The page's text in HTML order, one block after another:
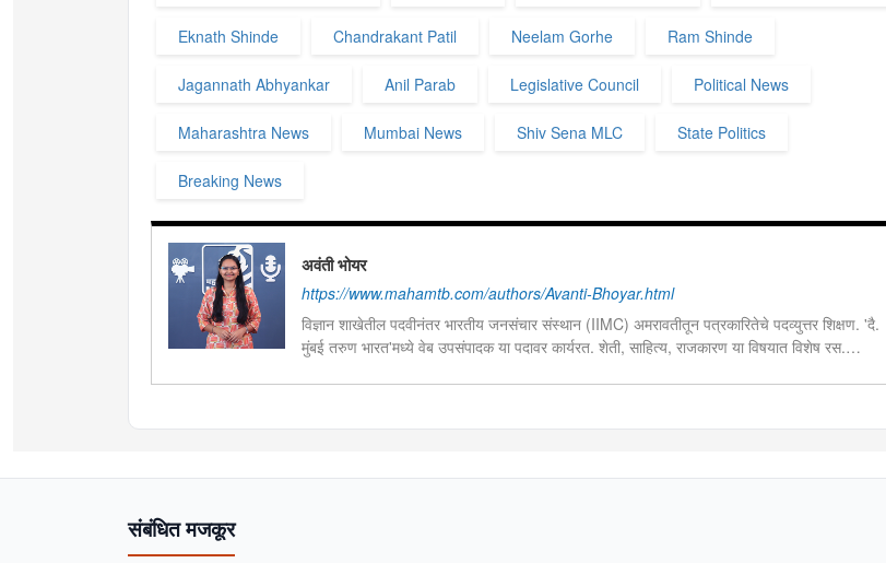
Eknath Shinde Chandrakant Patil Neelam Gorhe Ram Shinde
Jagannath Abhyankar Anil Parab Legislative Council Political News
Maharashtra News Mumbai News Shiv Sena MLC State Politics
Breaking News
अवंती भोयर
https://www.mahamtb.com/authors/Avanti-Bhoyar.html
विज्ञान शाखेतील पदवीनंतर भारतीय जनसंचार संस्थान (IIMC) अमरावतीतून पत्रकारितेचे पदव्युत्तर शिक्षण. 'दै.
मुंबई तरुण भारत'मध्ये वेब उपसंपादक या पदावर कार्यरत. शेती, साहित्य, राजकारण या विषयात विशेष रस.
संबंधित मजकूर